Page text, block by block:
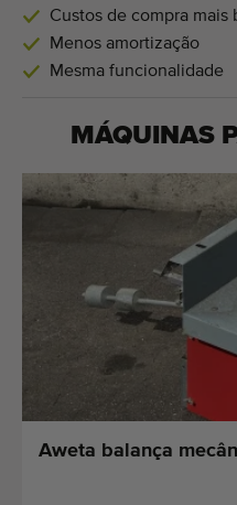
Custos de compra mais
Menos amortização
Mesma funcionalidade
MÁQUINAS
Aweta balança